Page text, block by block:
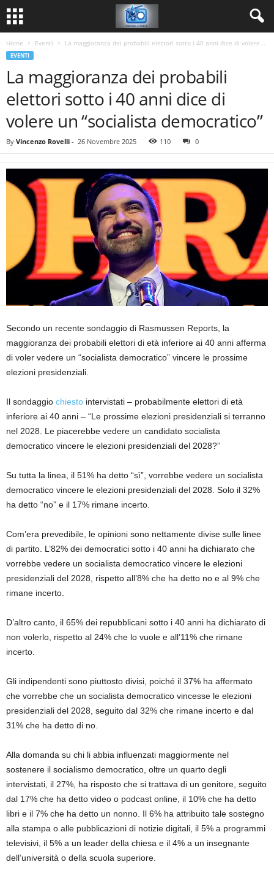
Home Eventi La maggioranza dei probabili elettori sotto i 40 anni dice di volere...
EVENTI
La maggioranza dei probabili
elettori sotto i 40 anni dice di
volere un “socialista democratico”
By Vincenzo Rovelli - 26 Novembre 2025 110 0
Secondo un recente sondaggio di Rasmussen Reports, la
maggioranza dei probabili elettori di età inferiore ai 40 anni afferma
di voler vedere un “socialista democratico” vincere le prossime
elezioni presidenziali.
Il sondaggio chiesto intervistati – probabilmente elettori di età
inferiore ai 40 anni – “Le prossime elezioni presidenziali si terranno
nel 2028. Le piacerebbe vedere un candidato socialista
democratico vincere le elezioni presidenziali del 2028?”
Su tutta la linea, il 51% ha detto “sì”, vorrebbe vedere un socialista
democratico vincere le elezioni presidenziali del 2028. Solo il 32%
ha detto “no” e il 17% rimane incerto.
Com’era prevedibile, le opinioni sono nettamente divise sulle linee
di partito. L’82% dei democratici sotto i 40 anni ha dichiarato che
vorrebbe vedere un socialista democratico vincere le elezioni
presidenziali del 2028, rispetto all’8% che ha detto no e al 9% che
rimane incerto.
D’altro canto, il 65% dei repubblicani sotto i 40 anni ha dichiarato di
non volerlo, rispetto al 24% che lo vuole e all’11% che rimane
incerto.
Gli indipendenti sono piuttosto divisi, poiché il 37% ha affermato
che vorrebbe che un socialista democratico vincesse le elezioni
presidenziali del 2028, seguito dal 32% che rimane incerto e dal
31% che ha detto di no.
Alla domanda su chi li abbia influenzati maggiormente nel
sostenere il socialismo democratico, oltre un quarto degli
intervistati, il 27%, ha risposto che si trattava di un genitore, seguito
dal 17% che ha detto video o podcast online, il 10% che ha detto
libri e il 7% che ha detto un nonno. Il 6% ha attribuito tale sostegno
alla stampa o alle pubblicazioni di notizie digitali, il 5% a programmi
televisivi, il 5% a un leader della chiesa e il 4% a un insegnante
dell’università o della scuola superiore.